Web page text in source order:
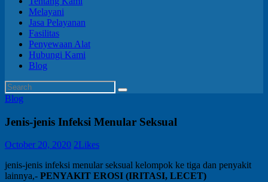
Melayani
Jasa Pelayanan
Fasilitas
Penyewaan Alat
Hubungi Kami
Blog
Blog
Jenis-jenis Infeksi Menular Seksual
October 20, 2020 2Likes
jenis-jenis infeksi menular seksual kelompok ke tiga dan penyakit
lainnya,- PENYAKIT EROSI (IRITASI, LECET)